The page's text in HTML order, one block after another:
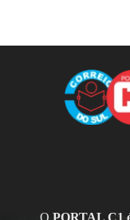
O PORTAL C1